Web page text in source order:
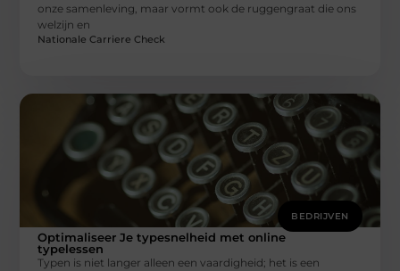
onze samenleving, maar vormt ook de ruggengraat die ons
welzijn en
Nationale Carriere Check
BEDRIJVEN
Optimaliseer Je typesnelheid met online
typelessen
Typen is niet langer alleen een vaardigheid; het is een